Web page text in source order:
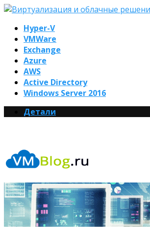
Hyper-V
VMWare
Exchange
Azure
AWS
Active Directory
Windows Server 2016
Детали